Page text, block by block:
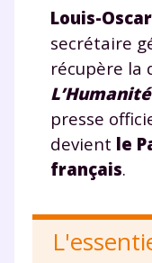
Louis-
secrétaire
récupère la
L’Humanité
presse
devient le
français.
Testez
scolaire